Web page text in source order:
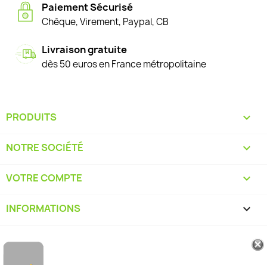
Paiement Sécurisé
Chèque, Virement, Paypal, CB
Livraison gratuite
dès 50 euros en France métropolitaine
PRODUITS 
NOTRE SOCIÉTÉ 
VOTRE COMPTE 
INFORMATIONS keyboard_arrow_down